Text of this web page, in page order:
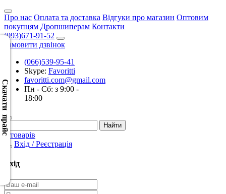
Про нас Оплата та доставка Відгуки про магазин Оптовим
покупцям Дропшиперам Контакти
(093)671-91-52
Замовити дзвінок
(066)539-95-41
Skype: Favoritti
favoritti.com@gmail.com
Пн - Сб: з 9:00 -
18:00
0 товарів
Вхід / Реєстрація
Вхід
Скачати прайс
Скачать
XML
(Розн.)
Скачать
XML
(Опт)
CSV